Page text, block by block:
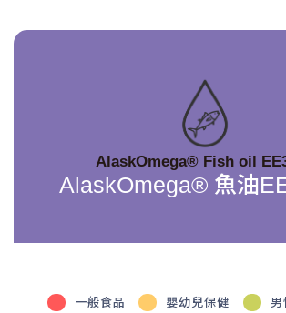
AlaskOmega® Fish oil
AlaskOmega® 魚油
一般食品 嬰幼兒保健 男